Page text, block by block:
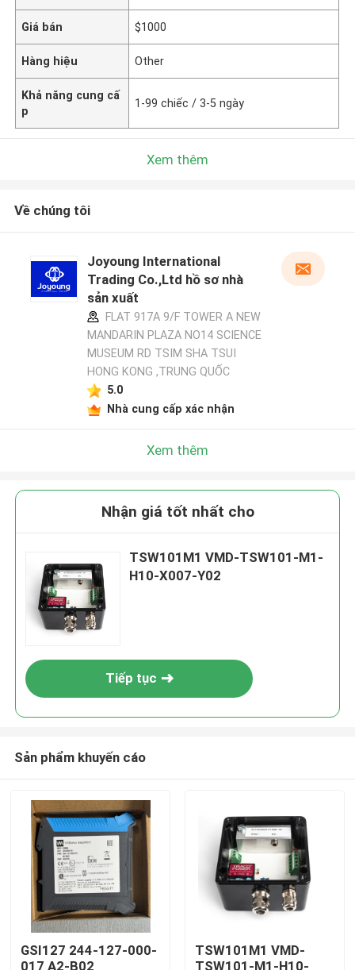
Giá bán $1000
Hàng hiệu Other
Khả năng cung cấ
p
1-99 chiếc / 3-5 ngày
Xem thêm
Về chúng tôi
Joyoung International
Trading Co.,Ltd hồ sơ nhà
sản xuất
FLAT 917A 9/F TOWER A NEW
MANDARIN PLAZA NO14 SCIENCE
MUSEUM RD TSIM SHA TSUI
HONG KONG ,TRUNG QUỐC
5.0
Nhà cung cấp xác nhận
Xem thêm
Nhận giá tốt nhất cho
TSW101M1 VMD-TSW101-M1-
H10-X007-Y02
Tiếp tục
Sản phẩm khuyến cáo
GSI127 244-127-000-
017 A2-B02
TSW101M1 VMD-
TSW101-M1-H10-